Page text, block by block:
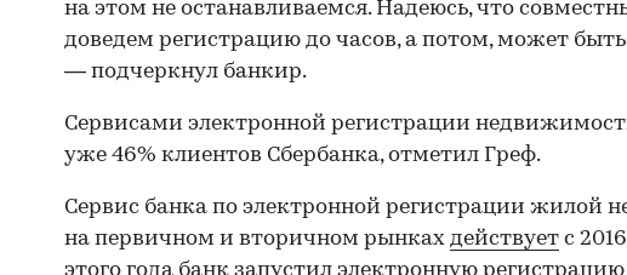
на этом не останавливаемся. Надеюсь, что
доведем регистрацию до часов, а потом, может
— подчеркнул банкир.
Сервисами электронной регистрации
уже 46% клиентов Сбербанка, отметил Греф.
Сервис банка по электронной регистрации жилой
на первичном и вторичном рынках действует с